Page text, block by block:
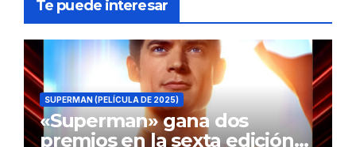
Te puede interesar
SUPERMAN (PELÍCULA DE 2025)
«Superman» gana dos
premios en la sexta edición